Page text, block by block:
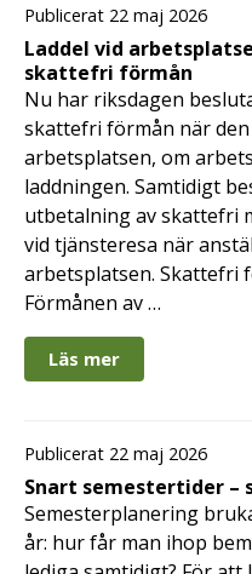
Publicerat 22 maj 2026
Laddel vid
skattefri förmån
Nu har riksdagen
skattefri förmån när
arbetsplatsen, om
laddningen. Samtidigt
utbetalning av skattefri
vid tjänsteresa när
arbetsplatsen. Skattefri
Förmånen av …
Läs mer
Publicerat 22 maj 2026
Snart semestertider –
Semesterplanering
år: hur får man ihop